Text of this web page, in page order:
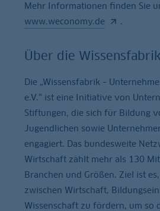
Mehr Informationen finden Sie
www.weconomy.de
.
Über die Wissensfabrik
Die „Wissensfabrik –
e.V.“ ist eine Initiative von
Stiftungen, die sich für Bildung
Jugendlichen sowie
engagiert. Das bundesweite
Wirtschaft zählt mehr als 130
Branchen und Größen. Ziel ist
zwischen Wirtschaft,
Wissenschaft zu fördern, um so